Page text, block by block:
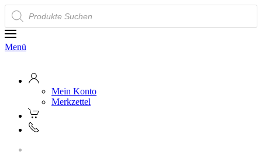
Products
search
Menü
Mein Konto
Merkzettel